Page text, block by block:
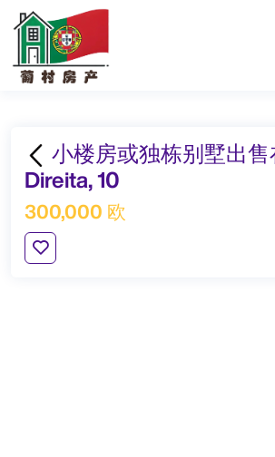
小楼房或独栋别墅出
Direita, 10
300,000 欧